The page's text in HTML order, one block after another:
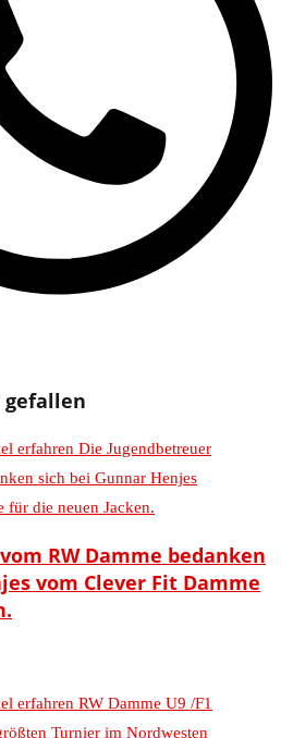
gefallen
RW Damme bedanken
vom Clever Fit Damme